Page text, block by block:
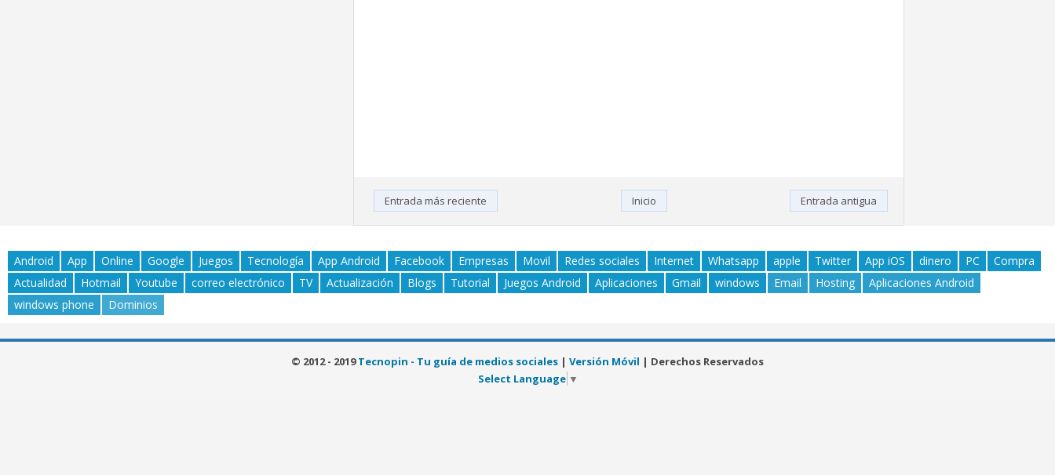
Entrada más reciente Entrada antigua
Inicio
Android App Online Google Juegos Tecnología App Android Facebook Empresas Movil Redes sociales Internet Whatsapp apple Twitter App iOS dinero PC
Compra
Actualidad
Hotmail Youtube correo electrónico TV Actualización Blogs Tutorial Juegos Android Aplicaciones Gmail windows Email Hosting
Aplicaciones Android
windows phone
Dominios
© 2012 - 2019Tecnopin - Tu guía de medios sociales | Versión Móvil | Derechos Reservados
Select Language ▼